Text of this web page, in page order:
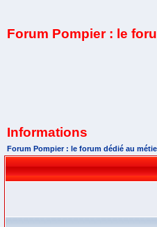
Forum Pompier : le
Informations
Forum Pompier : le forum dédié au